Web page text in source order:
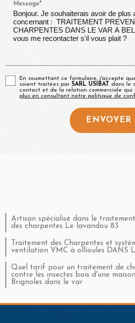
Message*
En soumettant ce formulaire, j'accepte
soient traitées parSARL USIBAT
dans le
contact et de la relation commerciale qui
plus en consultant notre politique de
Artisan spécialisé dans le
des charpentes Le lavandou 83
Traitement des Charpentes et
ventilation VMC à ollioules DANS
Quel tarif pour un traitement de
contre les insectes bois d'une
Brignoles dans le var